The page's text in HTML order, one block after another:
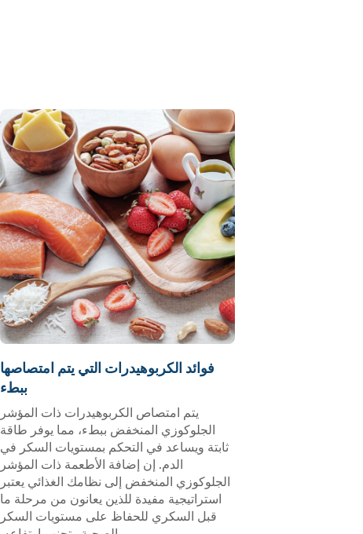
فوائد الكربوهيدرات التي يتم امتصاصها
ببطء
يتم امتصاص الكربوهيدرات ذات المؤشر
الجلوكوزي المنخفض ببطء، مما يوفر طاقة
ثابتة ويساعد في التحكم بمستويات السكر في
الدم. إن إضافة الأطعمة ذات المؤشر
الجلوكوزي المنخفض إلى نظامك الغذائي يعتبر
استراتيجية مفيدة للذين يعانون من مرحلة ما
قبل السكري للحفاظ على مستويات السكر